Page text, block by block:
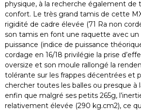
physique, à la recherche également de
confort. Le très grand tamis de cette
rigidité de cadre élevée (71 Ra non
son tamis en font une raquette avec
puissance (indice de puissance
cordage en 16/18 privilégie la prise
oversize et son moule rallongé la
tolérante sur les frappes décentrées et
chercher toutes les balles ou presque à
enfin que malgré ses petits 265g,
relativement élevée (290 kg.cm2), ce